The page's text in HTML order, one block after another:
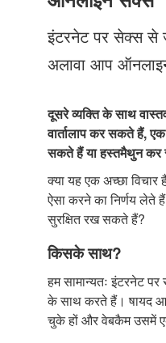
Just
इंटरनेट पर सेक्स से
अलावा आप
दूसरे व्यक्ति के साथ
वार्तालाप कर सकते हैं,
सकते हैं या हस्तमैथुन
क्या यह एक अच्छा
ऐसा करने का निर्णय
सुरक्षित रख सकते हैं?
किसके साथ?
हम सामान्यतः इंटरनेट
के साथ करते हैं। षायद
चुके हों और वेबकैम उसमें